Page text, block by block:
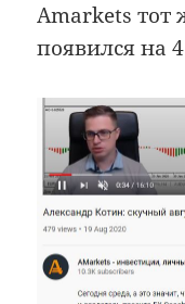
Amarkets
появился на